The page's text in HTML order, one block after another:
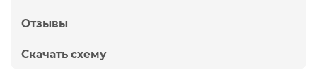
Отзывы
Скачать схему